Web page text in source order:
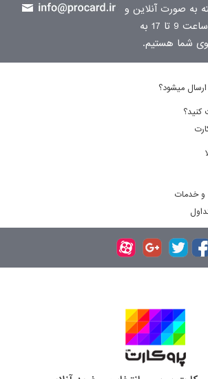
24 ساعته به صورت آنلاین و
شنبه تا چهارشنبه از ساعت 9 تا 17 به
شما هستیم.
میشود؟
کنید؟
و خدمات